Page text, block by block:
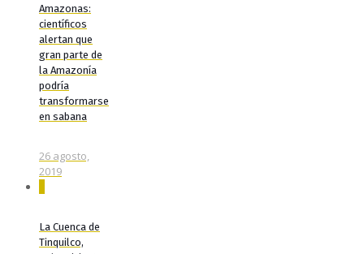
Amazonas:
científicos
alertan que
gran parte de
la Amazonía
podría
transformarse
en sabana
26 agosto,
2019
La Cuenca de
Tinquilco,